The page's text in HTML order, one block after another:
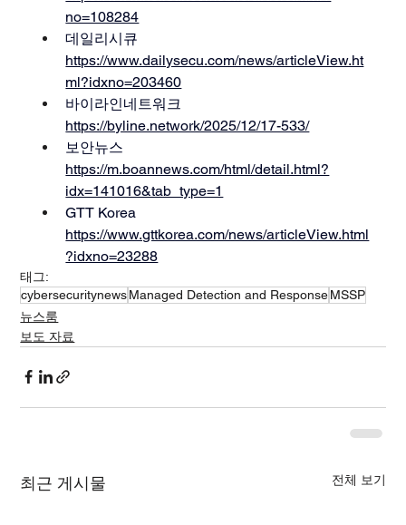
no=108284
데일리시큐
https://www.dailysecu.com/news/articleView.ht
ml?idxno=203460
바이라인네트워크
https://byline.network/2025/12/17-533/
보안뉴스
https://m.boannews.com/html/detail.html?
idx=141016&tab_type=1
GTT Korea
https://www.gttkorea.com/news/articleView.html
?idxno=23288
태그:
cybersecuritynewsManaged Detection and ResponseMSSP
뉴스룸
보도 자료
최근 게시물 전체 보기